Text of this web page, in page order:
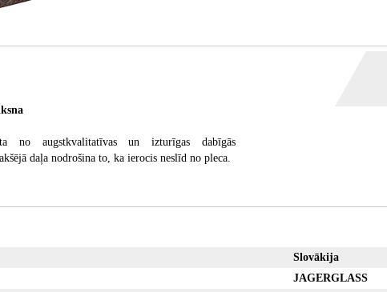
no augstkvalitatīvas un izturīgas dabīgās
daļa nodrošina to, ka ierocis neslīd no pleca.
Slovākija
JAGERGLASS